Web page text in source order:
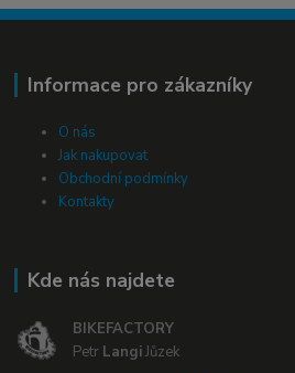
Informace pro zákazníky
O nás
Jak nakupovat
Obchodní podmínky
Kontakty
Kde nás najdete
BIKEFACTORY
Petr LangiJůzek